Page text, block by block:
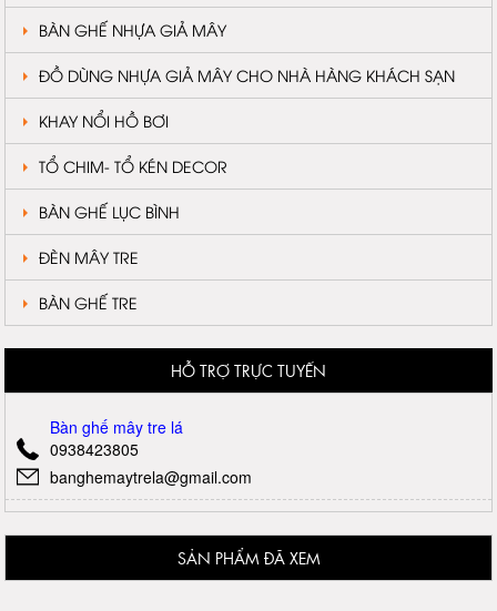
BÀN GHẾ NHỰA GIẢ MÂY
ĐỒ DÙNG NHỰA GIẢ MÂY CHO NHÀ HÀNG KHÁCH SẠN
KHAY NỔI HỒ BƠI
TỔ CHIM- TỔ KÉN DECOR
BÀN GHẾ LỤC BÌNH
ĐÈN MÂY TRE
BÀN GHẾ TRE
HỖ TRỢ TRỰC TUYẾN
Bàn ghế mây tre lá
0938423805
banghemaytrela@gmail.com
SẢN PHẨM ĐÃ XEM